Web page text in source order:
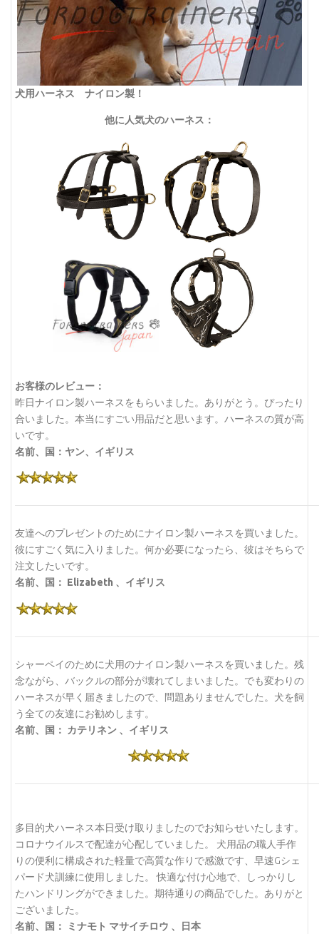
犬用ハーネス ナイロン製！
他に人気犬のハーネス：
お客様のレビュー：
昨日ナイロン製ハーネスをもらいました。ありがとう。ぴったり
合いました。本当にすごい用品だと思います。ハーネスの質が高
いです。
名前、国：ヤン、イギリス
友達へのプレゼントのためにナイロン製ハーネスを買いました。
彼にすごく気に入りました。何か必要になったら、彼はそちらで
注文したいです。
名前、国： Elizabeth 、イギリス
シャーペイのために犬用のナイロン製ハーネスを買いました。残
念ながら、バックルの部分が壊れてしまいました。でも変わりの
ハーネスが早く届きましたので、問題ありませんでした。犬を飼
う全ての友達にお勧めします。
名前、国： カテリネン 、イギリス
多目的犬ハーネス本日受け取りましたのでお知らせいたします。
コロナウイルスで配達が心配していました。 犬用品の職人手作
りの便利に構成された軽量で高質な作りで感激です、早速Gシェ
パード犬訓練に使用しました。 快適な付け心地で、しっかりし
たハンドリングができました。期待通りの商品でした。ありがと
ございました。
名前、国： ミナモト マサイチロウ 、日本